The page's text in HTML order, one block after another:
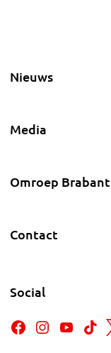
Nieuws
Media
Omroep Brabant
Contact
Social